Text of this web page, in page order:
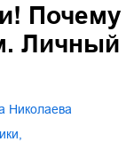
Почему
Личный
Николаева